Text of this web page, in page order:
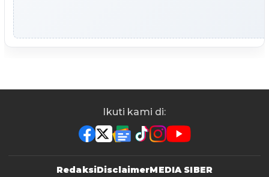
Ikuti kami di:
RedaksiDisclaimerMEDIA SIBER